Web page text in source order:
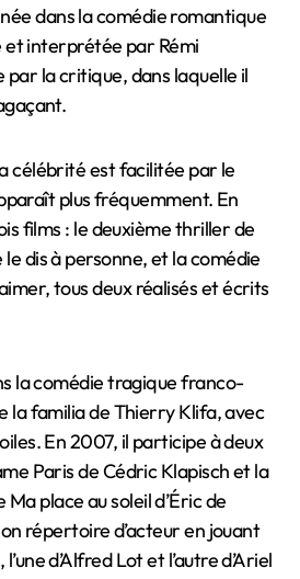
dans la comédie romantique
et interprétée par Rémi
par la critique, dans laquelle il
célébrité est facilitée par le
plus fréquemment. En
films : le deuxième thriller de
dis à personne, et la comédie
tous deux réalisés et écrits
la comédie tragique franco-
la familia de Thierry Klifa, avec
En 2007, il participe à deux
Paris de Cédric Klapisch et la
place au soleil d’Éric de
répertoire d’acteur en jouant
d’Alfred Lot et l’autre d’Ariel